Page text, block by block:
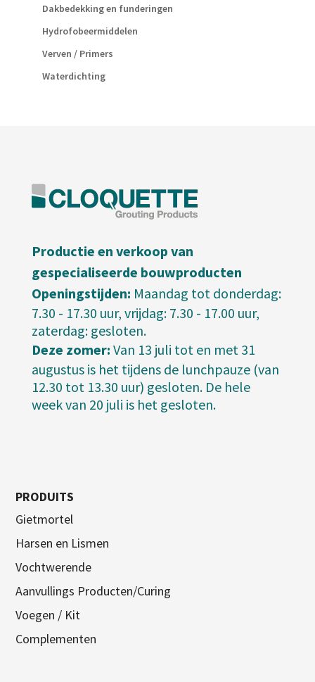
Dakbedekking en funderingen
Hydrofobeermiddelen
Verven / Primers
Waterdichting
Productie en verkoop van
gespecialiseerde bouwproducten
Openingstijden: Maandag tot donderdag:
7.30 - 17.30 uur, vrijdag: 7.30 - 17.00 uur,
zaterdag: gesloten.
Deze zomer: Van 13 juli tot en met 31
augustus is het tijdens de lunchpauze (van
12.30 tot 13.30 uur) gesloten. De hele
week van 20 juli is het gesloten.
PRODUITS
Gietmortel
Harsen en Lismen
Vochtwerende
Aanvullings Producten/Curing
Voegen / Kit
Complementen